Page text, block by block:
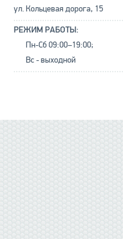
ул. Кольцевая дорога, 15
РЕЖИМ РАБОТЫ:
Пн-Сб 09:00–19:00;
Вс - выходной